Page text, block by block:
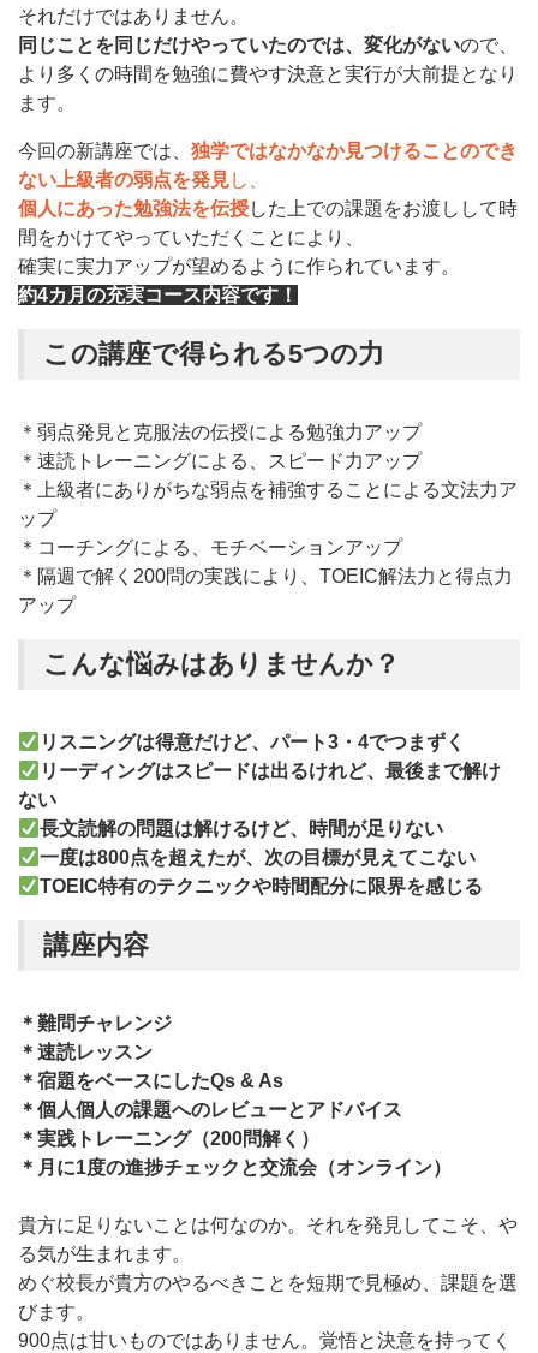
それだけではありません。
同じことを同じだけやっていたのでは、変化がないので、
より多くの時間を勉強に費やす決意と実行が大前提となり
ます。
今回の新講座では、 独学ではなかなか見つけることのでき
ない上級者の弱点を発見し、
個人にあった勉強法を伝授した上での課題をお渡しして時
間をかけてやっていただくことにより、
確実に実力アップが望めるように作られています。
約4カ月の充実コース内容です！
この講座で得られる5つの力
＊弱点発見と克服法の伝授による勉強力アップ
＊速読トレーニングによる、スピード力アップ
＊上級者にありがちな弱点を補強することによる文法力ア
ップ
＊コーチングによる、モチベーションアップ
＊隔週で解く200問の実践により、TOEIC解法力と得点力
アップ
こんな悩みはありませんか？
リスニングは得意だけど、パート3・4でつまずく
リーディングはスピードは出るけれど、最後まで解け
ない
長文読解の問題は解けるけど、時間が足りない
一度は800点を超えたが、次の目標が見えてこない
TOEIC特有のテクニックや時間配分に限界を感じる
講座内容
＊難問チャレンジ
＊速読レッスン
＊宿題をベースにしたQs & As
＊個人個人の課題へのレビューとアドバイス
＊実践トレーニング（200問解く）
＊月に1度の進捗チェックと交流会（オンライン）
貴方に足りないことは何なのか。それを発見してこそ、や
る気が生まれます。
めぐ校長が貴方のやるべきことを短期で見極め、課題を選
びます。
900点は甘いものではありません。覚悟と決意を持ってく